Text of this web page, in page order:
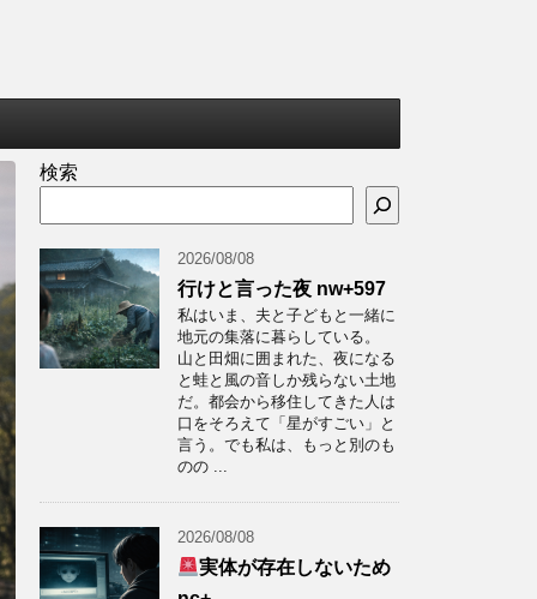
検索
2026/08/08
行けと言った夜 nw+597
私はいま、夫と子どもと一緒に
地元の集落に暮らしている。
山と田畑に囲まれた、夜になる
と蛙と風の音しか残らない土地
だ。都会から移住してきた人は
口をそろえて「星がすごい」と
言う。でも私は、もっと別のも
のの ...
2026/08/08
実体が存在しないため